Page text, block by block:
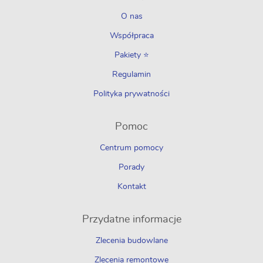
O nas
Współpraca
Pakiety ⭐
Regulamin
Polityka prywatności
Pomoc
Centrum pomocy
Porady
Kontakt
Przydatne informacje
Zlecenia budowlane
Zlecenia remontowe